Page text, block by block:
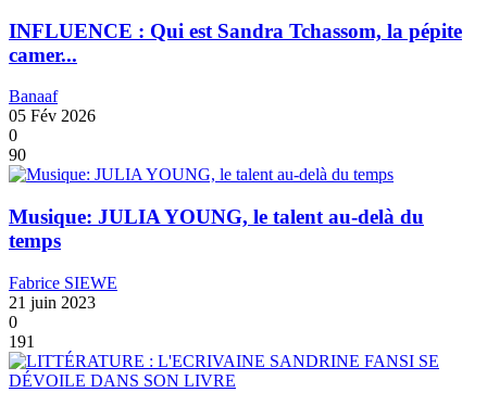
INFLUENCE : Qui est Sandra Tchassom, la pépite
camer...
Banaaf
05 Fév 2026
0
90
Musique: JULIA YOUNG, le talent au-delà du
temps
Fabrice SIEWE
21 juin 2023
0
191